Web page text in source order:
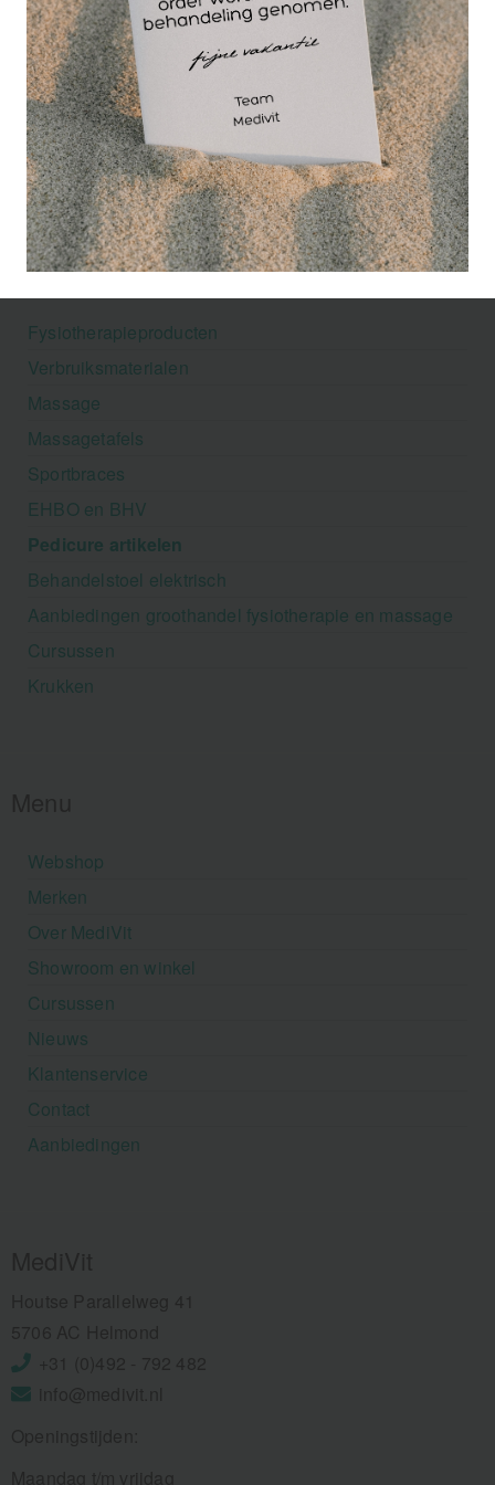
Your sports and medical shop
Fysiotherapieproducten
Verbruiksmaterialen
Massage
Massagetafels
Sportbraces
EHBO en BHV
Pedicure artikelen
Behandelstoel elektrisch
Aanbiedingen groothandel fysiotherapie en massage
Cursussen
Krukken
Webshop
Merken
Over MediVit
Showroom en winkel
Cursussen
Nieuws
Klantenservice
Contact
Aanbiedingen